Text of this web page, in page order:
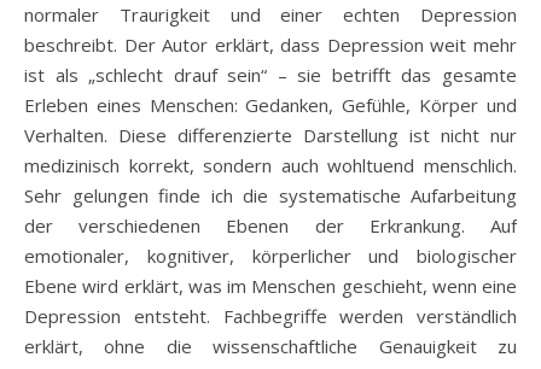
normaler Traurigkeit und einer echten Depression
beschreibt. Der Autor erklärt, dass Depression weit mehr
ist als „schlecht drauf sein“ – sie betrifft das gesamte
Erleben eines Menschen: Gedanken, Gefühle, Körper und
Verhalten. Diese differenzierte Darstellung ist nicht nur
medizinisch korrekt, sondern auch wohltuend menschlich.
Sehr gelungen finde ich die systematische Aufarbeitung
der verschiedenen Ebenen der Erkrankung. Auf
emotionaler, kognitiver, körperlicher und biologischer
Ebene wird erklärt, was im Menschen geschieht, wenn eine
Depression entsteht. Fachbegriffe werden verständlich
erklärt, ohne die wissenschaftliche Genauigkeit zu